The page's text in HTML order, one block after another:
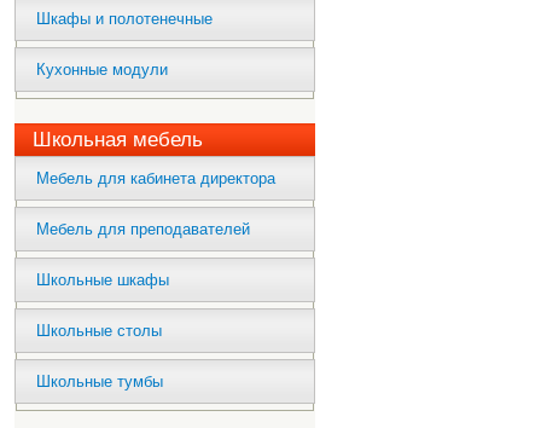
Шкафы и полотенечные
Кухонные модули
Школьная мебель
Мебель для кабинета директора
Мебель для преподавателей
Школьные шкафы
Школьные столы
Школьные тумбы